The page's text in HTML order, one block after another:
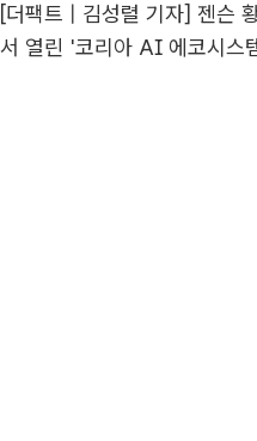
[더팩트 | 김성렬 기자] 젠슨
서 열린 '코리아 AI 에코시스